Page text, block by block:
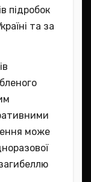
підробок
та за
може